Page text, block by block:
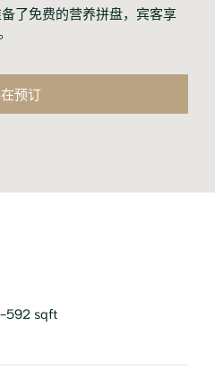
了免费的营养拼盘，宾客享
预订
592 sqft